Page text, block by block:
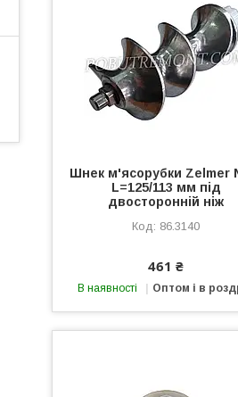
Шнек м'ясорубки Zelmer
L=125/113 мм під
двосторонній ніж
86.3140
461 ₴
В наявності Оптом і в